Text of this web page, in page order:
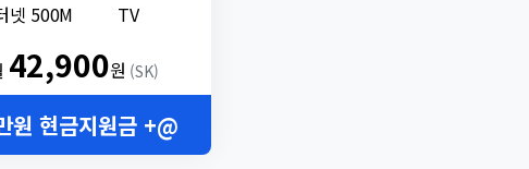
넷 500M TV
42,900원 (SK)
원 현금지원금 +@